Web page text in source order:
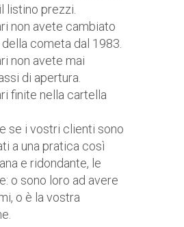
listino prezzi.
non avete cambiato
cometa dal 1983.
non avete mai
di apertura.
finite nella cartella
se i vostri clienti sono
a una pratica così
e ridondante, le
o sono loro ad avere
o è la vostra